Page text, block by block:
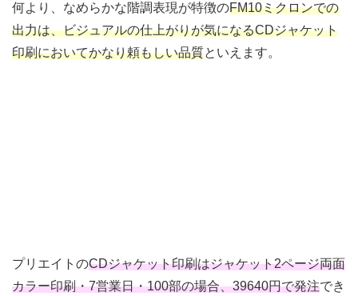
何より、なめらかな階調表現が特徴のFM10ミクロンでの
出力は、ビジュアルの仕上がりが気になるCDジャケット
印刷においてかなり頼もしい品質といえます。
プリエイトのCDジャケット印刷はジャケット2ページ両面
カラー印刷・7営業日・100部の場合、39640円で発注でき